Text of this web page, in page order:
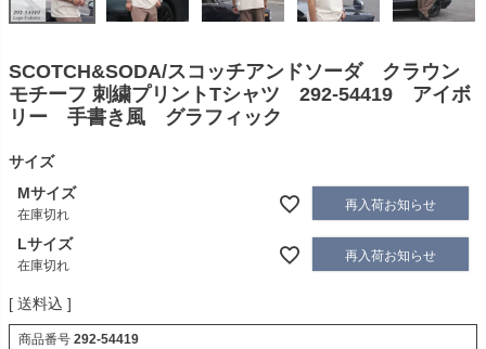
SCOTCH&SODA/スコッチアンドソーダ クラウン
モチーフ 刺繍プリントTシャツ 292-54419 アイボ
リー 手書き風 グラフィック
サイズ
Mサイズ
在庫切れ
再入荷お知らせ
Lサイズ
在庫切れ
再入荷お知らせ
送料込
商品番号 292-54419